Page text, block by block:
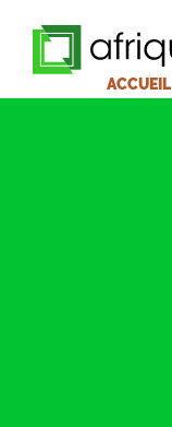
ACCUEIL